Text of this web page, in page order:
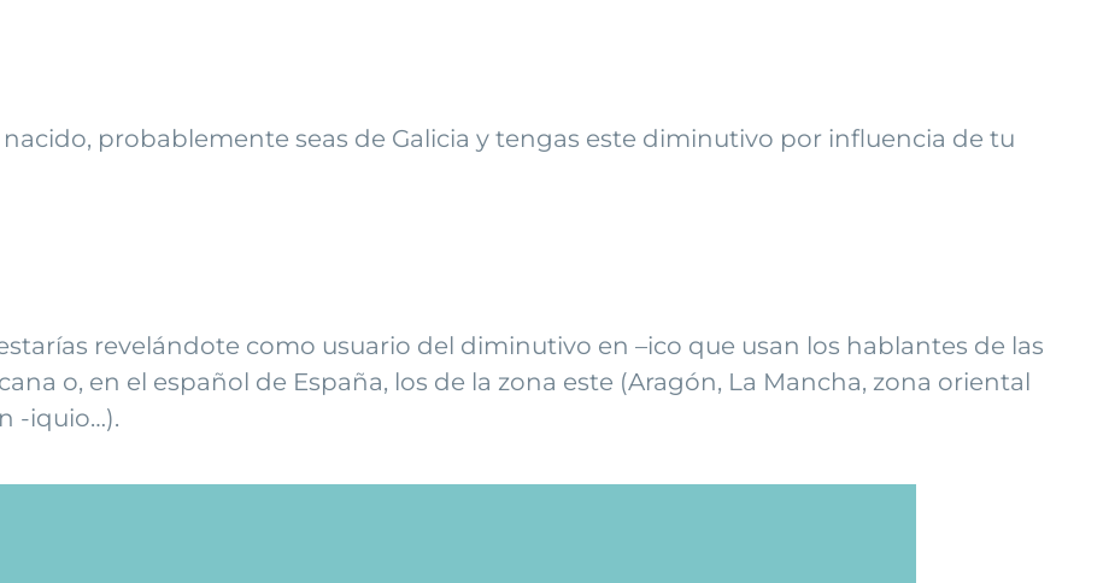
nacido, probablemente seas de Galicia y tengas este diminutivo por influencia de tu
revelándote como usuario del diminutivo en –ico que usan los hablantes de las
o, en el español de España, los de la zona este (Aragón, La Mancha, zona oriental
-iquio…).